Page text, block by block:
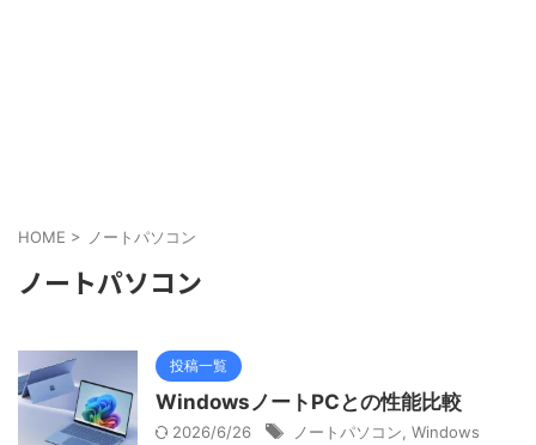
HOME > ノートパソコン
ノートパソコン
投稿一覧
WindowsノートPCとの性能比較
2026/6/26 ノートパソコン Windows